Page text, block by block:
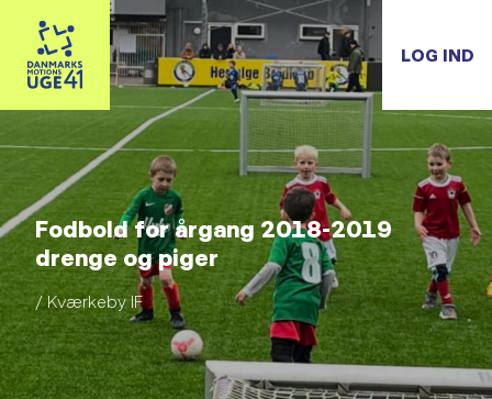
LOG IND
Fodbold for årgang 2018-2019
drenge og piger
/ Kværkeby IF